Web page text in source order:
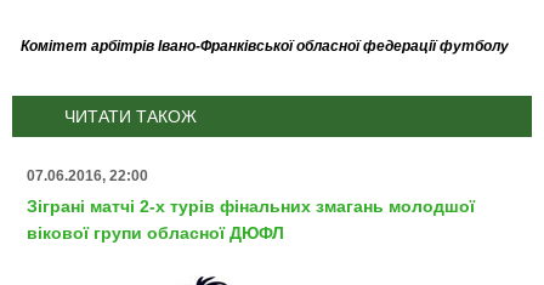
Комітет арбітрів Івано-Франківської обласної федерації футболу
ЧИТАТИ ТАКОЖ
07.06.2016, 22:00
Зіграні матчі 2-х турів фінальних змагань молодшої
вікової групи обласної ДЮФЛ